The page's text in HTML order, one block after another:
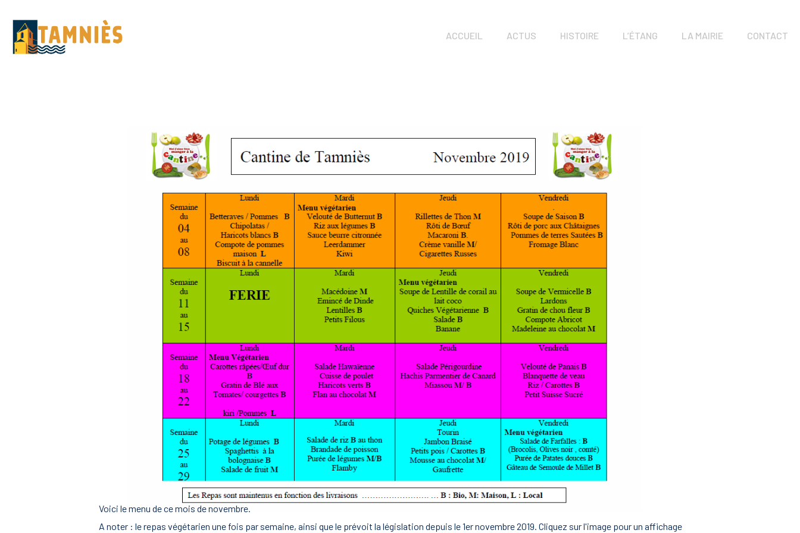
ACCUEIL ACTUS HISTOIRE L’ÉTANG LA MAIRIE CONTACT
Voici le menu de ce mois de novembre.
A noter : le repas végétarien une fois par semaine, ainsi que le prévoit la législation depuis le 1er novembre 2019. Cliquez sur l'image pour un affichage